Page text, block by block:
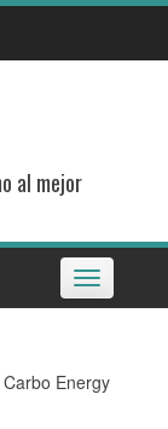
al mejor
Toggle
navigation
Energy